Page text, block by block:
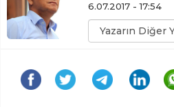
6.07.2017 - 17:54